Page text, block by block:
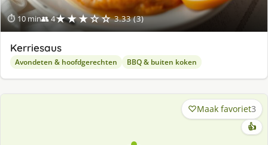
⏱ 10 min👥 4★★★☆☆ 3.33 (3)
Kerriesaus
Avondeten & hoofdgerechten BBQ & buiten koken
Maak favoriet3
👍